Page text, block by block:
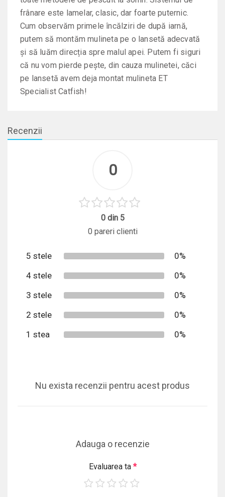
frânare este lamelar, clasic, dar foarte puternic.
Cum observăm primele încălziri de după iarnă,
putem să montăm mulineta pe o lansetă adecvată
și să luăm direcția spre malul apei. Putem fi siguri
că nu vom pierde pește, din cauza mulinetei, căci
pe lansetă avem deja montat mulineta ET
Specialist Catfish!
Recenzii
0
0 din 5
0 pareri clienti
5 stele
0%
4 stele
0%
3 stele
0%
2 stele
0%
1 stea
0%
Nu exista recenzii pentru acest produs
Adauga o recenzie
Evaluarea ta *